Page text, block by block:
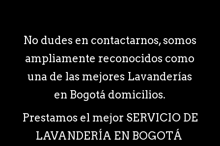
No dudes en contactarnos, somos
ampliamente reconocidos como
una de las mejores Lavanderías
en Bogotá domicilios.
Prestamos el mejor SERVICIO DE
LAVANDERÍA EN BOGOTÁ